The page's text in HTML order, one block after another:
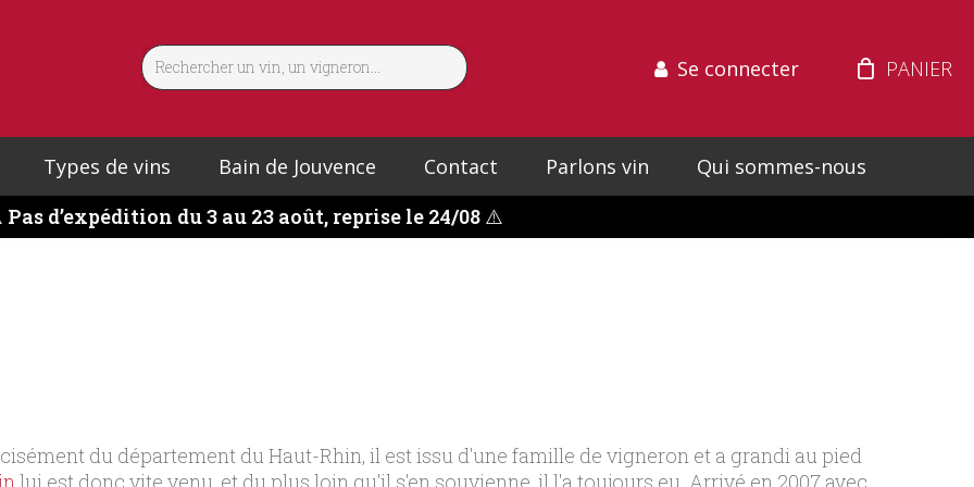
Se connecter
Types de vins Bain de Jouvence Contact Parlons vin
Qui sommes-nous
Pas d’expédition du 3 au 23 août, reprise le 24/08⚠️
du département du Haut-Rhin, il est issu d'une famille de vigneron et a grandi au pied
lui est donc vite venu, et du plus loin qu'il s'en souvienne, il l'a toujours eu. Arrivé en 2007 avec